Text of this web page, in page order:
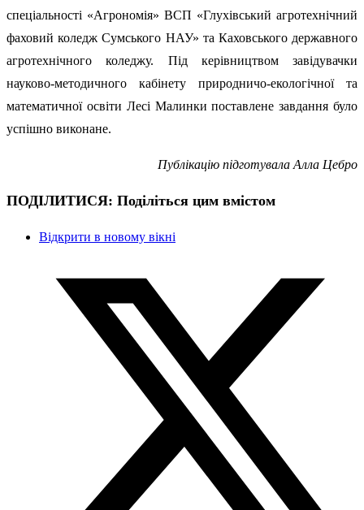
спеціальності «Агрономія» ВСП «Глухівський агротехнічний
фаховий коледж Сумського НАУ» та Каховського державного
агротехнічного коледжу. Під керівництвом завідувачки
науково-методичного кабінету природничо-екологічної та
математичної освіти Лесі Малинки поставлене завдання було
успішно виконане.
Публікацію підготувала Алла Цебро
ПОДІЛИТИСЯ: Поділіться цим вмістом
Відкрити в новому вікні